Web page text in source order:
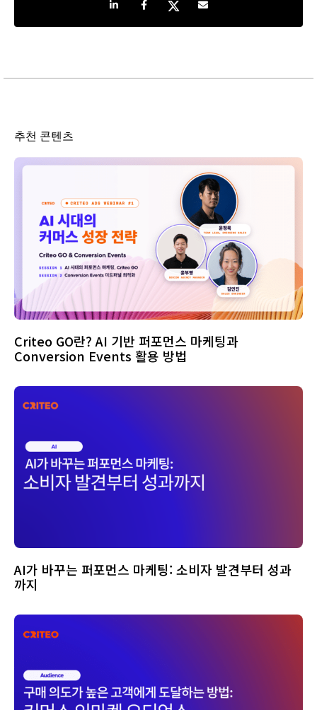
추천 콘텐츠
Criteo GO란? AI 기반 퍼포먼스 마케팅과
Conversion Events 활용 방법
AI가 바꾸는 퍼포먼스 마케팅: 소비자 발견부터 성과
까지